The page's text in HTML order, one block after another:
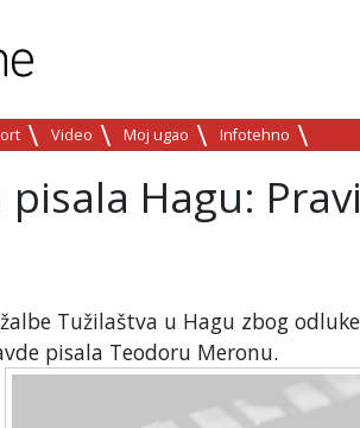
Video Moj ugao Infotehno
Hagu:
Tužilaštva u Hagu zbog
pisala Teodoru Meronu.